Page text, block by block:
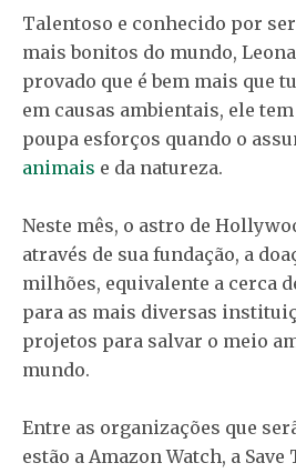
Talentoso e conhecido por
mais bonitos do mundo,
provado que é bem mais que
em causas ambientais, ele
poupa esforços quando o
animais e da natureza.
Neste mês, o astro de
através de sua fundação, a
milhões, equivalente a cerca
para as mais diversas
projetos para salvar o meio
mundo.
Entre as organizações que
estão a Amazon Watch, a